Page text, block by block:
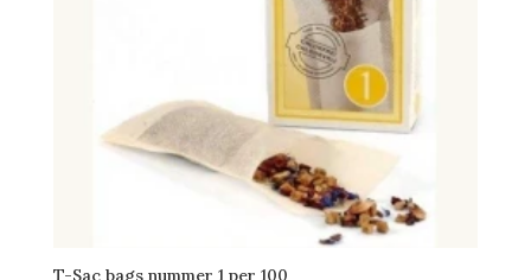
T-Sac bags nummer 1 per 100